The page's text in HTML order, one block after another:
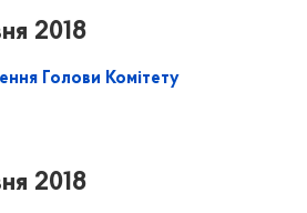
2018
Голови Комітету
2018